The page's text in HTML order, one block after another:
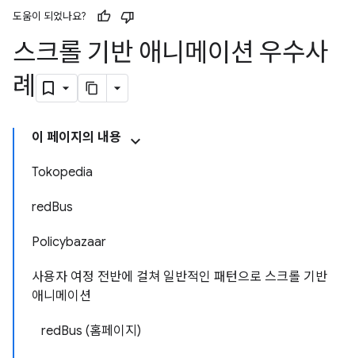
도움이 되었나요?
스크롤 기반 애니메이션 우수사
례
이 페이지의 내용
Tokopedia
redBus
Policybazaar
사용자 여정 전반에 걸쳐 일반적인 패턴으로 스크롤 기반
애니메이션
redBus (홈페이지)